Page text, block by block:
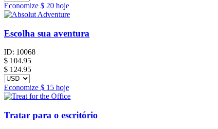
Economize $ 20 hoje
Escolha sua aventura
ID: 10068
$ 104.95
$ 124.95
Economize $ 15 hoje
Tratar para o escritório